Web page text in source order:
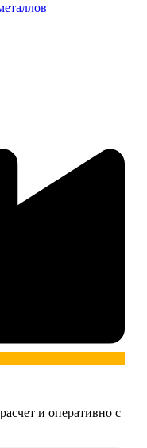
и оперативно с